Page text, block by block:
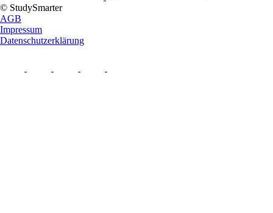
© StudySmarter
AGB
Impressum
Datenschutzerklärung